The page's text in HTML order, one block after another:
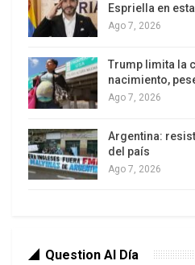
con autoridades de
esta información relevante
colocar a la orden de la
jefe criminal de la banda
el ministro.
Según detalló, Diego
justicia colombiana desde
prontuario criminal que
Se convirtió en el tercero
Espriella en
Ago 7, 2026
Trump limita la
nacimiento,
Ago 7, 2026
Argentina:
del país
Ago 7, 2026
Question Al Día